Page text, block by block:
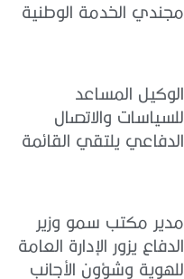
مجندي الخدمة الوطنية
الوكيل المساعد
للسياسات والاتصال
الدفاعي يلتقي القائمة
مدير مكتب سمو وزير
الدفاع يزور الإدارة العامة
للهوية وشؤون الأجانب